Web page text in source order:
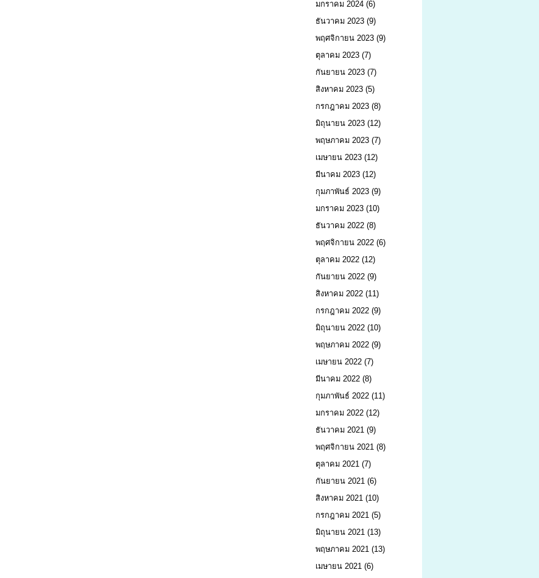
มกราคม 2024 (6)
ธันวาคม 2023 (9)
พฤศจิกายน 2023 (9)
ตุลาคม 2023 (7)
กันยายน 2023 (7)
สิงหาคม 2023 (5)
กรกฎาคม 2023 (8)
มิถุนายน 2023 (12)
พฤษภาคม 2023 (7)
เมษายน 2023 (12)
มีนาคม 2023 (12)
กุมภาพันธ์ 2023 (9)
มกราคม 2023 (10)
ธันวาคม 2022 (8)
พฤศจิกายน 2022 (6)
ตุลาคม 2022 (12)
กันยายน 2022 (9)
สิงหาคม 2022 (11)
กรกฎาคม 2022 (9)
มิถุนายน 2022 (10)
พฤษภาคม 2022 (9)
เมษายน 2022 (7)
มีนาคม 2022 (8)
กุมภาพันธ์ 2022 (11)
มกราคม 2022 (12)
ธันวาคม 2021 (9)
พฤศจิกายน 2021 (8)
ตุลาคม 2021 (7)
กันยายน 2021 (6)
สิงหาคม 2021 (10)
กรกฎาคม 2021 (5)
มิถุนายน 2021 (13)
พฤษภาคม 2021 (13)
เมษายน 2021 (6)